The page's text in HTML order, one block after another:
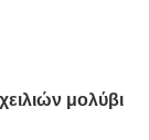
μολύβι